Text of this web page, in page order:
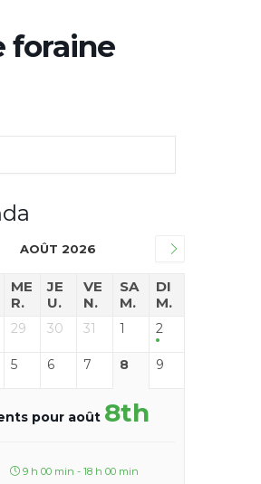
foraine
AOÛT 2026
ME
R.
JE
U.
VE
N.
SA
M.
DI
M.
29 30 31 1 2
5 6 7 8 9
pour août 8th
9 h 00 min - 18 h 00 min